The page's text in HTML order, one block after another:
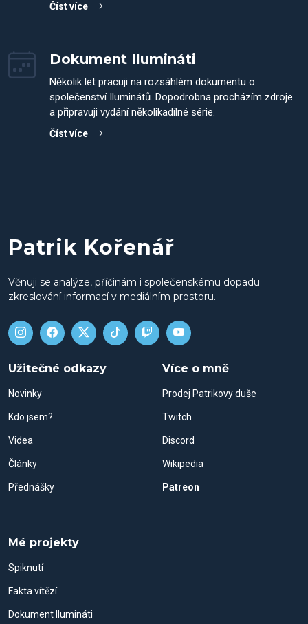
Číst více
Dokument Ilumináti
Několik let pracuji na rozsáhlém dokumentu o
společenství Iluminátů. Dopodrobna procházím zdroje
a připravuji vydání několikadílné série.
Číst více
Patrik Kořenář
Věnuji se analýze, příčinám i společenskému dopadu
zkreslování informací v mediálním prostoru.
Užitečné odkazy
Novinky
Kdo jsem?
Videa
Články
Přednášky
Více o mně
Prodej Patrikovy duše
Twitch
Discord
Wikipedia
Patreon
Mé projekty
Spiknutí
Fakta vítězí
Dokument Ilumináti